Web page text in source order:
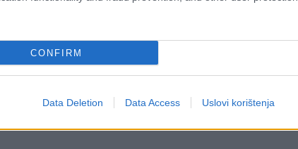
CONFIRM
Data Deletion Data Access Uslovi korištenja